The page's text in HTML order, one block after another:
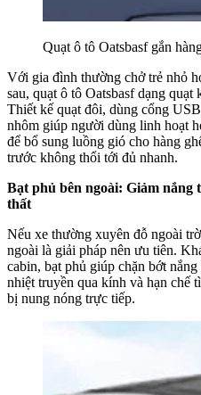
Quạt ô tô Oatsbasf gắn
Với gia đình thường chở trẻ nhỏ
sau, quạt ô tô Oatsbasf dạng
Thiết kế quạt đôi, dùng cổng
nhôm giúp người dùng linh hoạt
để bổ sung luồng gió cho hàng
trước không thổi tới đủ nhanh.
Bạt phủ bên ngoài: Giảm nắng
thất
Nếu xe thường xuyên đỗ ngoài
ngoài là giải pháp nên ưu tiên.
cabin, bạt phủ giúp chặn bớt
nhiệt truyền qua kính và hạn chế
bị nung nóng trực tiếp.